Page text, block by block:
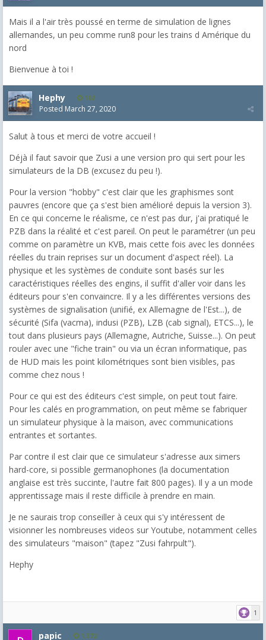
Mais il a l'air très poussé en terme de simulation de lignes
allemandes, un peu comme run8 pour les trains d Amérique du
nord
Bienvenue à toi !
Hephy 162
Posted March 27, 2020
Salut à tous et merci de votre accueil !
Déjà il faut savoir que Zusi a une version pro qui sert pour les
simulateurs de la DB (excusez du peu !).
Pour la version "hobby" c'est clair que les graphismes sont
pauvres (encore que ça s'est bien amélioré depuis la version 3).
En ce qui concerne le réalisme, ce n'est pas dur, j'ai pratiqué le
PZB dans la réalité et c'est pareil. On peut le paramétrer (un peu
comme on paramètre un KVB, mais cette fois avec les données
réelles du train reprises sur un document d'aspect réel). La
physique et les systèmes de conduite sont basés sur les
caractéristiques réelles des engins, il suffit d'aller voir dans les
éditeurs pour s'en convaincre. Il y a les différentes versions des
systèmes de signalisation (unifié, ex Allemagne de l'Est...), de
sécurité (Sifa (vacma), indusi (PZB), LZB (cab signal), ETCS...), le
tout dans plusieurs pays (Allemagne, Autriche, Suisse...). On peut
rouler avec une "fiche train" ou via un écran informatique, pas
de HUD mais les point kilométriques sont bien visibles, pas
comme chez nous !
Pour ce qui est des éditeurs c'est simple, on peut tout faire.
Pour les calés en programmation, on peut même se fabriquer
un simulateur physique à la maison, avec communications
entrantes et sortantes.
Par contre il est clair que ce simulateur s'adresse aux simers
hard-core, si possible germanophones (la documentation
anglaise est très succinte, l'autre fait 800 pages). Il y a un mode
apprentissage mais il reste difficile à prendre en main.
Je ne saurais trop conseiller à ceux qui s'y intéressent de
visionner les nombreuses videos sur Youtube, notamment celles
des simulateurs "maison" (tapez "Zusi fahrpult").
Hephy
1
papic 1,372